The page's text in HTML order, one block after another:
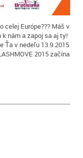
celej Európe??? Máš v
nám a zapoj sa aj ty!
Ťa v nedeľu 13.9.2015
2015 začína